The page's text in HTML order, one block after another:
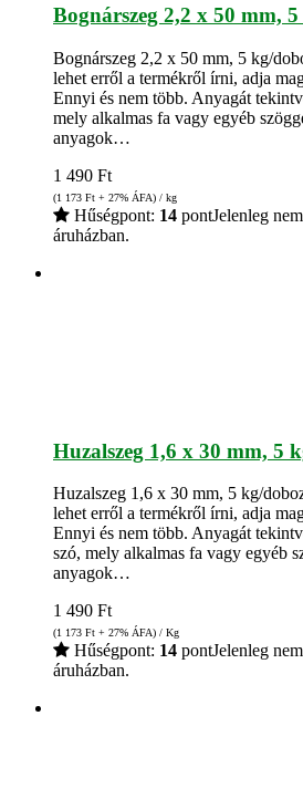
Bognárszeg 2,2 x 50 mm,
Bognárszeg 2,2 x 50 mm, 5 kg/
lehet erről a termékről írni, adja
Ennyi és nem több. Anyagát
mely alkalmas fa vagy egyéb
anyagok…
1 490 Ft
(1 173 Ft + 27% ÁFA) / kg
Hűségpont: 14 pontJelenleg
áruházban.
Huzalszeg 1,6 x 30 mm, 5
Huzalszeg 1,6 x 30 mm, 5 kg/
lehet erről a termékről írni, adja
Ennyi és nem több. Anyagát
szó, mely alkalmas fa vagy egyéb
anyagok…
1 490 Ft
(1 173 Ft + 27% ÁFA) / Kg
Hűségpont: 14 pontJelenleg
áruházban.